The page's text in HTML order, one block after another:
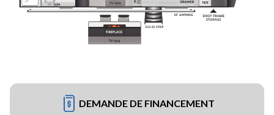
DEMANDE DE FINANCEMENT